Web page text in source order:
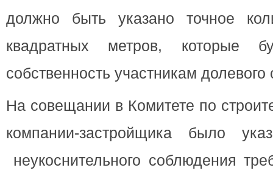
должно быть указано точное
квадратных метров, которые
собственность участникам долевого
На совещании в Комитете по
компании-застройщика было
неукоснительного соблюдения